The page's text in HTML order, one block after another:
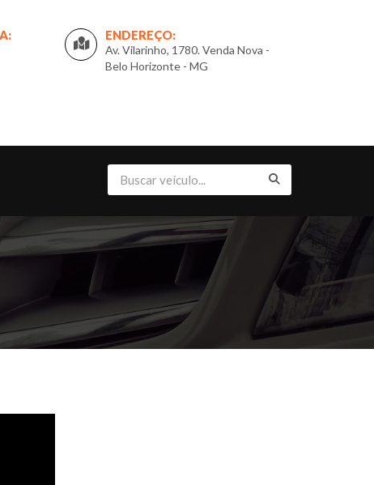
ENDEREÇO:
Av. Vilarinho, 1780. Venda Nova -
Belo Horizonte - MG